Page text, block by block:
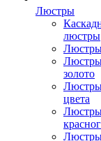
Люстры
люстры
золото
цвета